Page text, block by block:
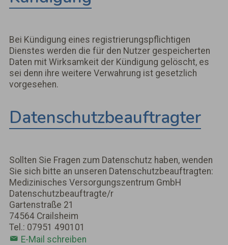
Bei Kündigung eines registrierungspflichtigen
Dienstes werden die für den Nutzer gespeicherten
Daten mit Wirksamkeit der Kündigung gelöscht, es
sei denn ihre weitere Verwahrung ist gesetzlich
vorgesehen.
Datenschutzbeauftragter
Sollten Sie Fragen zum Datenschutz haben, wenden
Sie sich bitte an unseren Datenschutzbeauftragten:
Medizinisches Versorgungszentrum GmbH
Datenschutzbeauftragte/r
Gartenstraße 21
74564 Crailsheim
Tel.: 07951 490101
E-Mail schreiben